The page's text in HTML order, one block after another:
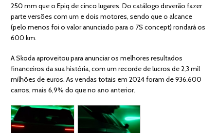
250 mm que o Epiq de cinco lugares. Do catálogo deverão fazer
parte versões com um e dois motores, sendo que o alcance
(pelo menos foi o valor anunciado para o 7S concept) rondará os
600 km.
A Skoda aproveitou para anunciar os melhores resultados
financeiros da sua história, com um recorde de lucros de 2,3 mil
milhões de euros. As vendas totais em 2024 foram de 936.600
carros, mais 6,9% do que no ano anterior.